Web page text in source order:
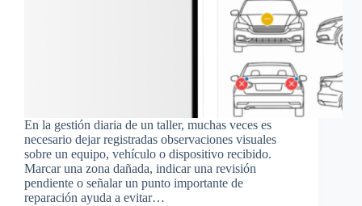
En la gestión diaria de un taller, muchas veces es
necesario dejar registradas observaciones visuales
sobre un equipo, vehículo o dispositivo recibido.
Marcar una zona dañada, indicar una revisión
pendiente o señalar un punto importante de
reparación ayuda a evitar…